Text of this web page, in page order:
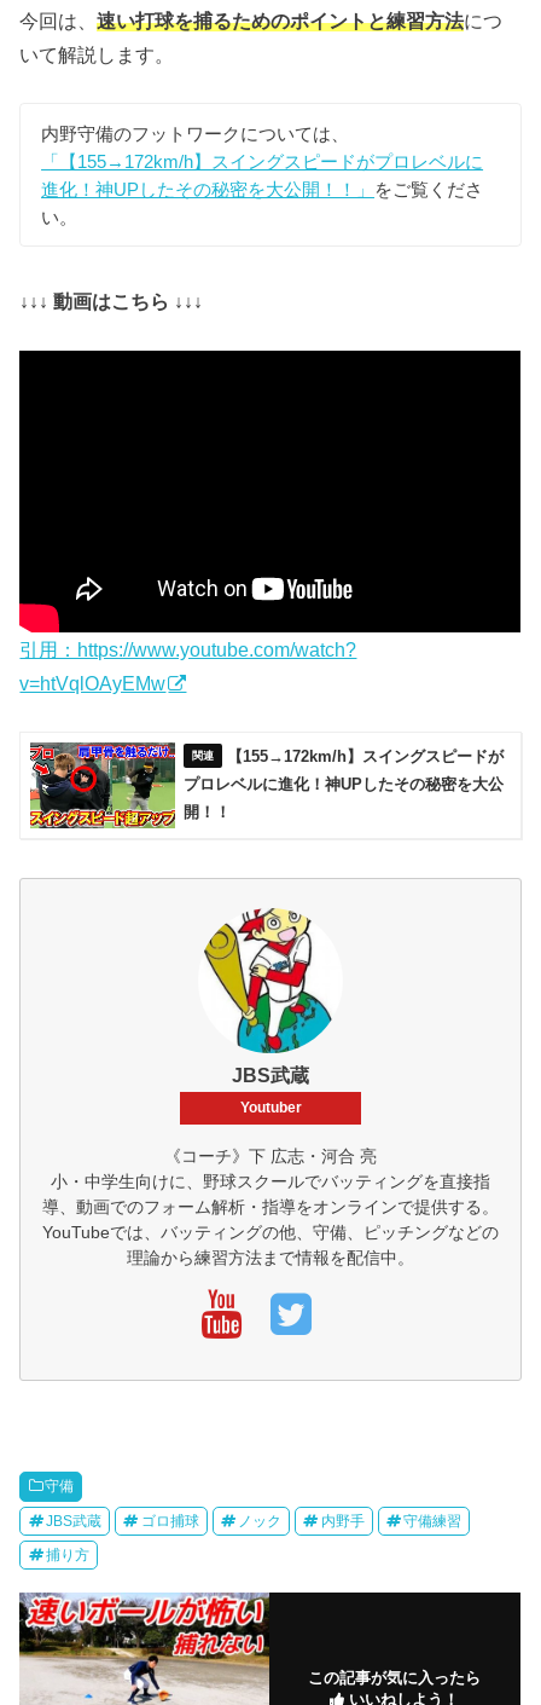
今回は、速い打球を捕るためのポイントと練習方法につ
いて解説します。
内野守備のフットワークについては、
「【155→172km/h】スイングスピードがプロレベルに
進化！神UPしたその秘密を大公開！！」
をご覧くださ
い。
↓↓↓ 動画はこちら ↓↓↓
引用：https://www.youtube.com/watch?
v=htVqlOAyEMw
【155→172km/h】スイングスピードが
プロレベルに進化！神UPしたその秘密を大公
開！！
JBS武蔵
Youtuber
《コーチ》下 広志・河合 亮
小・中学生向けに、野球スクールでバッティングを直接指
導、動画でのフォーム解析・指導をオンラインで提供する。
YouTubeでは、バッティングの他、守備、ピッチングなどの
理論から練習方法まで情報を配信中。
守備
JBS武蔵 ゴロ捕球 ノック 内野手 守備練習
捕り方
この記事が気に入ったら
いいねしよう！